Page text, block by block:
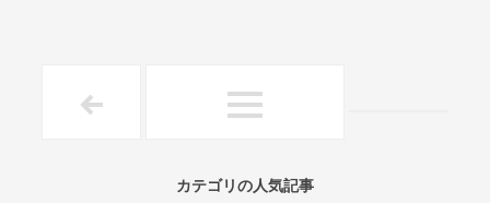
カテゴリの人気記事